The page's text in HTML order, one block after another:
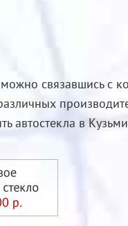
можно связавшись с
автостекла в